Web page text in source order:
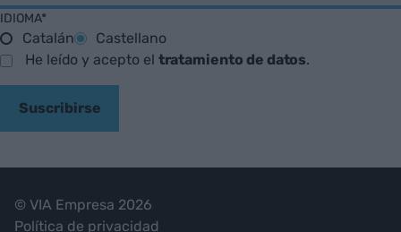
IDIOMA*
Catalán
Castellano
He leído y acepto el tratamiento de datos.
Suscribirse
© VIA Empresa 2026
Política de privacidad